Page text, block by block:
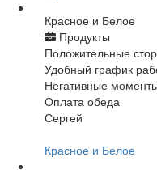
Красное и Белое
Продукты
Положительные
Удобный график
Негативные
Оплата обеда
Сергей
Красное и Белое